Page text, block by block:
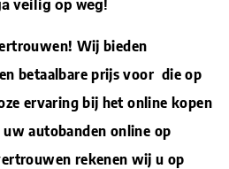
veilig op weg!
Wij bieden
betaalbare prijs voor die op
ervaring bij het online kopen
autobanden online op
rekenen wij u op